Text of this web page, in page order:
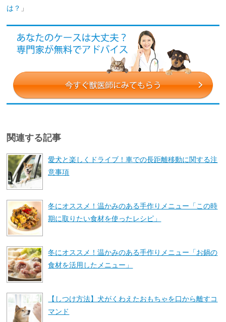
は？ 」
関連する記事
愛犬と楽しくドライブ！車での長距離移動に関する注
意事項
冬にオススメ！温かみのある手作りメニュー「この時
期に取りたい食材を使ったレシピ」
冬にオススメ！温かみのある手作りメニュー「お鍋の
食材を活用したメニュー」
【しつけ方法】犬がくわえたおもちゃを口から離すコ
マンド